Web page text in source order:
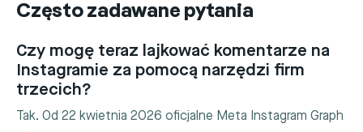
Często zadawane pytania
Czy mogę teraz lajkować komentarze na
Instagramie za pomocą narzędzi firm
trzecich?
Tak. Od 22 kwietnia 2026 oficjalne Meta Instagram Graph